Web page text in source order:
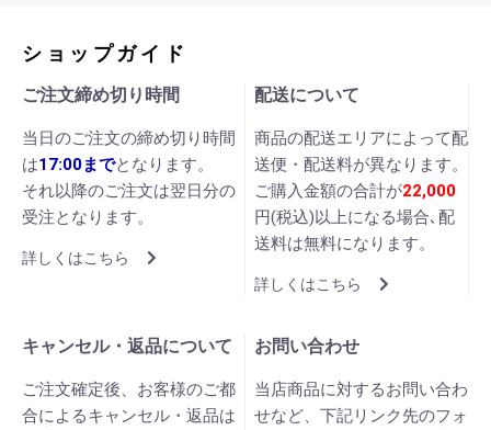
ショップガイド
ご注文締め切り時間
当日のご注文の締め切り時間
は17:00までとなります。
それ以降のご注文は翌日分の
受注となります。
詳しくはこちら
配送について
商品の配送エリアによって配
送便・配送料が異なります。
ご購入金額の合計が22,000
円(税込)以上になる場合､配
送料は無料になります。
詳しくはこちら
キャンセル・返品について
ご注文確定後、お客様のご都
合によるキャンセル・返品は
お問い合わせ
当店商品に対するお問い合わ
せなど、下記リンク先のフォ